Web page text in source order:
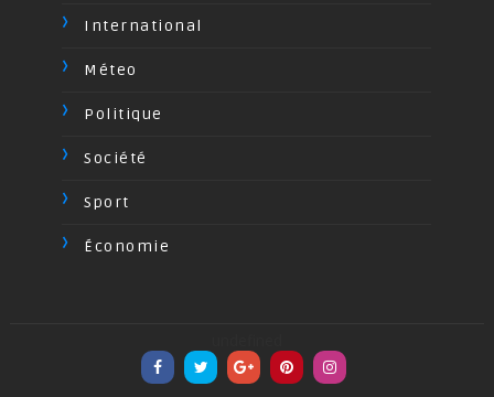
International
Méteo
Politique
Société
Sport
Économie